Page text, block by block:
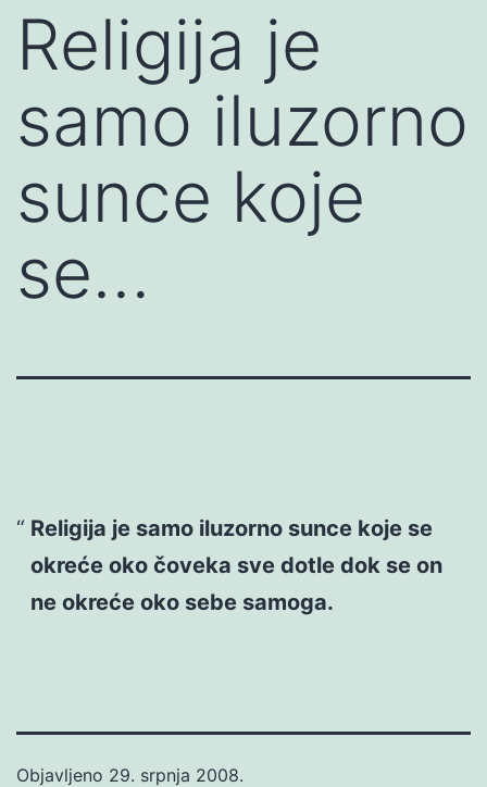
Religija je
samo iluzorno
sunce koje
se…
Religija je samo iluzorno sunce koje se
okreće oko čoveka sve dotle dok se on
ne okreće oko sebe samoga.
Objavljeno 29. srpnja 2008.